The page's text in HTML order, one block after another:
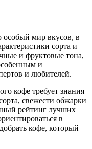
особый мир вкусов, в
сорта и
и фруктовые тона,
и
и любителей.
кофе требует знания
свежести обжарки
рейтинг лучших
в
кофе, который